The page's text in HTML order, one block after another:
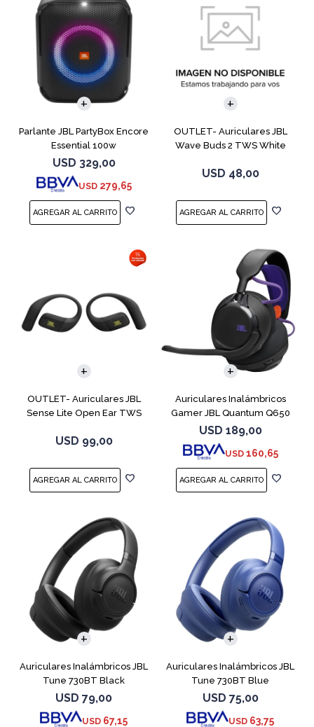
Parlante JBL PartyBox Encore
Essential 100w
USD 329,00
USD 279,65
OUTLET- Auriculares JBL
Wave Buds 2 TWS White
USD 48,00
OUTLET- Auriculares JBL
Sense Lite Open Ear TWS
USD 99,00
Auriculares Inalámbricos
Gamer JBL Quantum Q650
Negro
USD 189,00
USD 160,65
Auriculares Inalámbricos JBL
Tune 730BT Black
USD 79,00
USD 67,15
Auriculares Inalámbricos JBL
Tune 730BT Blue
USD 75,00
USD 63,75